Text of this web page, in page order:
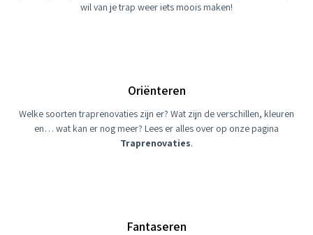
wil van je trap weer iets moois maken!
Oriënteren
Welke soorten traprenovaties zijn er? Wat zijn de verschillen, kleuren
en… wat kan er nog meer? Lees er alles over op onze pagina
Traprenovaties.
Fantaseren